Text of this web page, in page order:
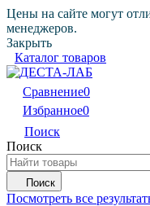
Цены на сайте могут
менеджеров.
Закрыть
Каталог товаров
Сравнение0
Избранное0
Поиск
Поиск
Поиск
Посмотреть все